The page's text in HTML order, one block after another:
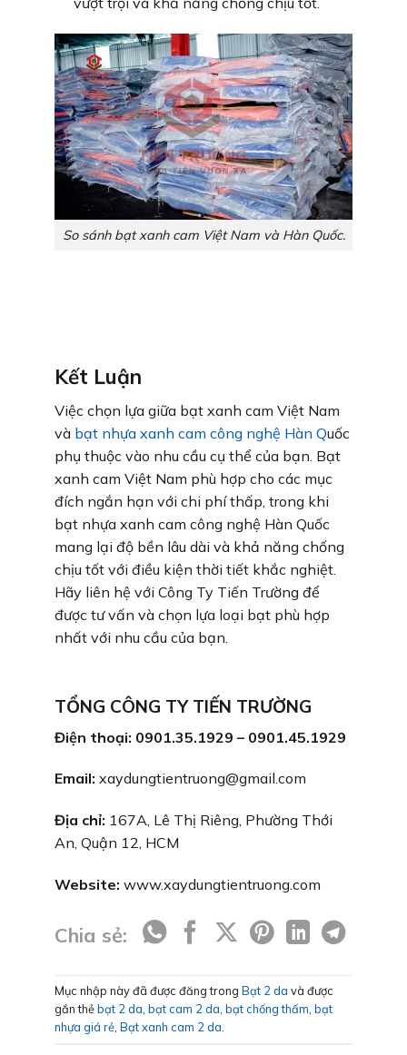
So sánh bạt xanh cam Việt Nam và Hàn Quốc.
Kết Luận
Việc chọn lựa giữa bạt xanh cam Việt Nam
và bạt nhựa xanh cam công nghệ Hàn Quốc
phụ thuộc vào nhu cầu cụ thể của bạn. Bạt
xanh cam Việt Nam phù hợp cho các mục
đích ngắn hạn với chi phí thấp, trong khi
bạt nhựa xanh cam công nghệ Hàn Quốc
mang lại độ bền lâu dài và khả năng chống
chịu tốt với điều kiện thời tiết khắc nghiệt.
Hãy liên hệ với Công Ty Tiến Trường để
được tư vấn và chọn lựa loại bạt phù hợp
nhất với nhu cầu của bạn.
TỔNG CÔNG TY TIẾN TRƯỜNG
Điện thoại: 0901.35.1929 – 0901.45.1929
Email: xaydungtientruong@gmail.com
Địa chỉ: 167A, Lê Thị Riêng, Phường Thới
An, Quận 12, HCM
Website: www.xaydungtientruong.com
Chia sẻ:
Mục nhập này đã được đăng trong Bạt 2 da và được
gắn thẻbạt 2 da bạt cam 2 da bạt chống thấm bạt
nhựa giá rẻ Bạt xanh cam 2 da